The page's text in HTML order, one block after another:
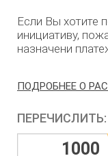
Если Вы хотите
инициативу,
назначени
ПОДРОБНЕЕ О
ПЕРЕЧИСЛИТЬ: